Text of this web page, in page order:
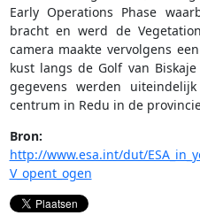
Early Operations Phase
bracht en werd de
camera maakte vervolgens
kust langs de Golf van
gegevens werden
centrum in Redu in de
Bron:
http://www.esa.int/dut/
V_opent_ogen